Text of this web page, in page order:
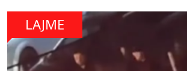
LAJME